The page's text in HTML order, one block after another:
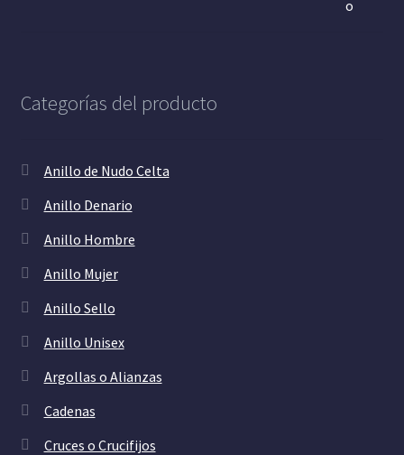
Categorías del producto
Anillo de Nudo Celta
Anillo Denario
Anillo Hombre
Anillo Mujer
Anillo Sello
Anillo Unisex
Argollas o Alianzas
Cadenas
Cruces o Crucifijos